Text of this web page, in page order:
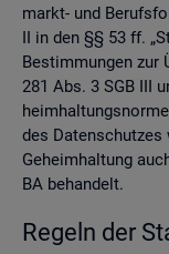
markt- und
II in den §§ 53 ff.
Be­stim­mun­gen zur
281 Abs. 3 SGB III
des
Ge­heim­hal­tung
BA be­han­delt.
Re­geln der